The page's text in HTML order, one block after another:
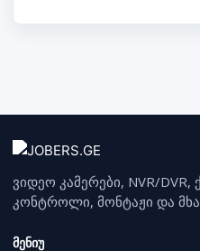
ვიდეო კამერები, NVR/DVR,
კონტროლი, მონტაჟი და
მენიუ